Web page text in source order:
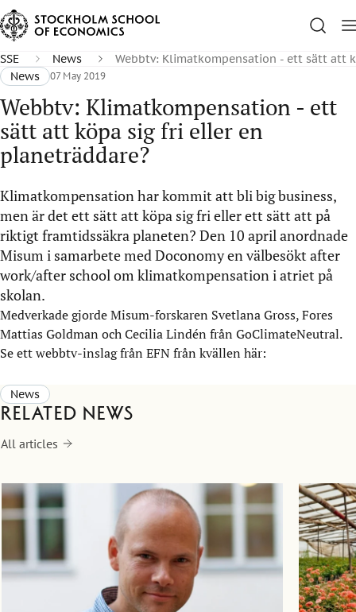
SSE News
Webbtv: Klimatkompensation - ett sätt att
News
07 May 2019
Webbtv: Klimatkompensation - ett
sätt att köpa sig fri eller en
planeträddare?
Klimatkompensation har kommit att bli big business,
men är det ett sätt att köpa sig fri eller ett sätt att på
riktigt framtidssäkra planeten? Den 10 april anordnade
Misum i samarbete med Doconomy en välbesökt after
work/after school om klimatkompensation i atriet på
skolan.
Medverkade gjorde Misum-forskaren Svetlana Gross, Fores
Mattias Goldman och Cecilia Lindén från GoClimateNeutral.
Se ett webbtv-inslag från EFN från kvällen här:
News
Related news
All articles